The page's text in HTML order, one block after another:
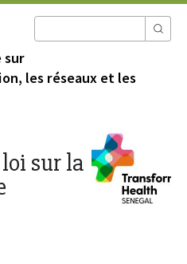
sur
les réseaux et les
loi sur la